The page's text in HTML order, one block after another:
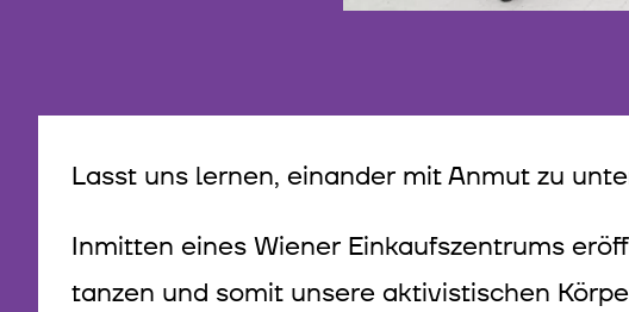
Lasst uns lernen, einander mit Anmut zu
Inmitten eines Wiener Einkaufszentrums
tanzen und somit unsere aktivistischen